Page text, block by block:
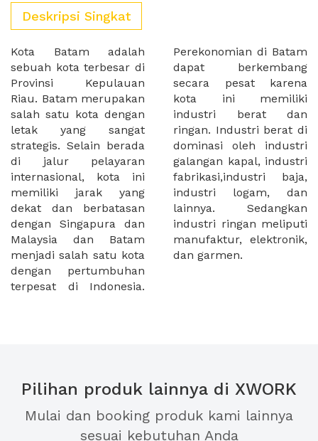
Deskripsi Singkat
Kota Batam adalah
sebuah kota terbesar di
Provinsi Kepulauan
Riau. Batam merupakan
salah satu kota dengan
letak yang sangat
strategis. Selain berada
di jalur pelayaran
internasional, kota ini
memiliki jarak yang
dekat dan berbatasan
dengan Singapura dan
Malaysia dan Batam
menjadi salah satu kota
dengan pertumbuhan
terpesat di Indonesia.
Perekonomian di Batam
dapat berkembang
secara pesat karena
kota ini memiliki
industri berat dan
ringan. Industri berat di
dominasi oleh industri
galangan kapal, industri
fabrikasi,industri baja,
industri logam, dan
lainnya. Sedangkan
industri ringan meliputi
manufaktur, elektronik,
dan garmen.
Pilihan produk lainnya di XWORK
Mulai dan booking produk kami lainnya
sesuai kebutuhan Anda